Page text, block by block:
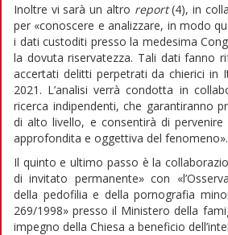
Inoltre vi sarà un altro report(4), in
per «conoscere e analizzare, in modo
i dati custoditi presso la medesima
la dovuta riservatezza. Tali dati fanno
accertati delitti perpetrati da chierici in
2021. L’analisi verrà condotta in
ricerca indipendenti, che garantiranno
di alto livello, e consentirà di
approfondita e oggettiva del fenomeno».
Il quinto e ultimo passo è la
di invitato permanente» con
della pedofilia e della pornografia
269/1998» presso il Ministero della
impegno della Chiesa a beneficio